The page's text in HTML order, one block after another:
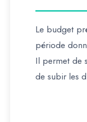
Le budget
période
Il permet de
de subir les